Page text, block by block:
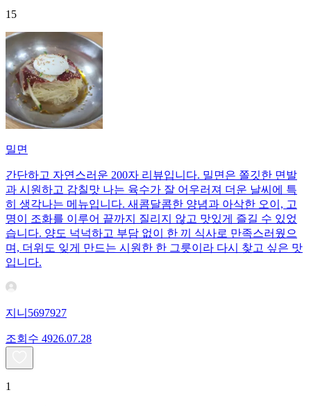
15
밀면
간단하고 자연스러운 200자 리뷰입니다. 밀면은 쫄깃한 면발
과 시원하고 감칠맛 나는 육수가 잘 어우러져 더운 날씨에 특
히 생각나는 메뉴입니다. 새콤달콤한 양념과 아삭한 오이, 고
명이 조화를 이루어 끝까지 질리지 않고 맛있게 즐길 수 있었
습니다. 양도 넉넉하고 부담 없이 한 끼 식사로 만족스러웠으
며, 더위도 잊게 만드는 시원한 한 그릇이라 다시 찾고 싶은 맛
입니다.
지니5697927
조회수 4926.07.28
1